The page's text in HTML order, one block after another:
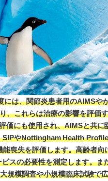
には、関節炎患者用のAIMSや
、これらは治療の影響を評価
価にも使用され、AIMSと共に
やNottingham Health
喪失を評価します。高齢者向
スの必要性を測定します。ま
規模調査や小規模臨床試験で